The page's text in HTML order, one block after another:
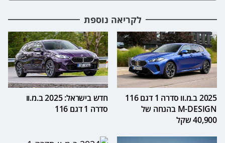
לקריאה נוספת
2025 ב.מ.וו סדרה 1 דגם 116
M-DESIGN בהנחה של
40,900 שקל
חדש בישראל: 2025 ב.מ.וו
סדרה 1 דגם 116